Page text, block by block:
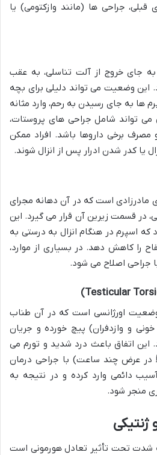
جراحی ها (مانند وازکتومی) یا
به جای خروج از آلت تناسلی، به عقب
این وضعیت می تواند دلیلی برای بچه
ها به جای رسیدن به رحم، وارد مثانه
می تواند شامل جراحی های پروستات،
برخی داروها باشد. افراد ممکن
کدر شدن ادرار پس از انزال شوند.
است که در آن دهانه مجرای
در قسمت زیرین آن قرار می گیرد. این
اسپرم در هنگام انزال به درستی به
را کاهش دهد. در بسیاری از موارد،
جراحی اصلاح می شود.
اورژانسی است که در آن طناب
و وازدفران) پیچ خورده و جریان
اتفاق باعث درد شدید و تورم می
در عرض چند ساعت) با جراحی درمان
دائمی وارد کرده و در نتیجه به
منجر شود.
ژنتیکی
شدت تحت تأثیر تعادل هورمونی است